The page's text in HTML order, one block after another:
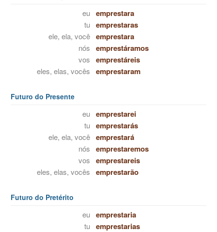
eu emprestara
tu emprestaras
ele, ela, você emprestara
nós emprestáramos
vos emprestáreis
eles, elas, vocês emprestaram
Futuro do Presente
eu emprestarei
tu emprestarás
ele, ela, você emprestará
nós emprestaremos
vos emprestareis
eles, elas, vocês emprestarão
Futuro do Pretérito
eu emprestaria
tu emprestarias